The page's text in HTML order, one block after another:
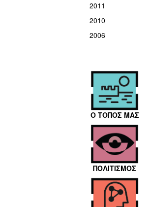
2011
2010
2006
Ο ΤΟΠΟΣ ΜΑΣ
ΠΟΛΙΤΙΣΜΟΣ